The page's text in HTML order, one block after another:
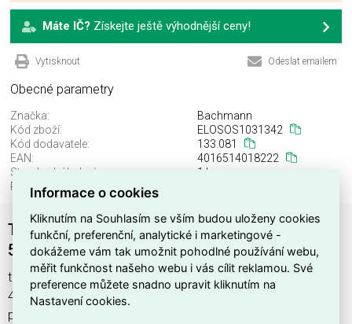
Máte IČ? Získejte ještě výhodnější ceny!
Vytisknout Odeslat emailem
Obecné parametry
Značka:
Bachmann
Kód zboží:
ELOSOS1031342
Kód dodavatele:
133.081
EAN:
4016514018222
Standardní balení:
1 ks
Recyklační poplatek:
Transparentní přívodní kabel 3,0m FEP/PVC
5x1,5mm2, kab. dutinky/kab. dutinky
transp. FEP / PVC 5x1,5 3,0m , výrobce Bachmann, EAN
4016514018222, kód dodavatele 133.081. Transparentní
přívodní kabel 3,0m FEP/PVC 5x1,5mm2, kab. dutinky/kab.
Informace o cookies
Kliknutím na Souhlasím se vším budou uloženy cookies
funkční, preferenční, analytické i marketingové -
dokážeme vám tak umožnit pohodlné používání webu,
měřit funkčnost našeho webu i vás cílit reklamou. Své
preference můžete snadno upravit kliknutím na
Nastavení cookies.